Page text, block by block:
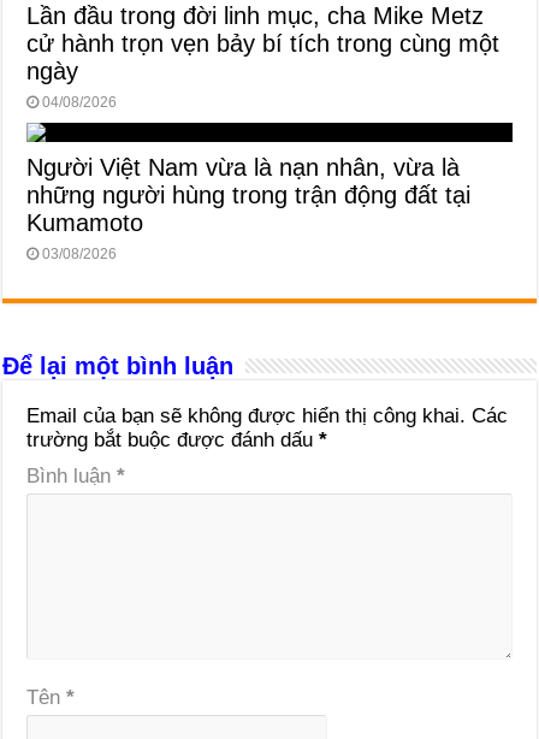
Lần đầu trong đời linh mục, cha Mike Metz
cử hành trọn vẹn bảy bí tích trong cùng một
ngày
04/08/2026
Người Việt Nam vừa là nạn nhân, vừa là
những người hùng trong trận động đất tại
Kumamoto
03/08/2026
Để lại một bình luận
Email của bạn sẽ không được hiển thị công khai. Các
trường bắt buộc được đánh dấu*
Bình luận*
Tên*